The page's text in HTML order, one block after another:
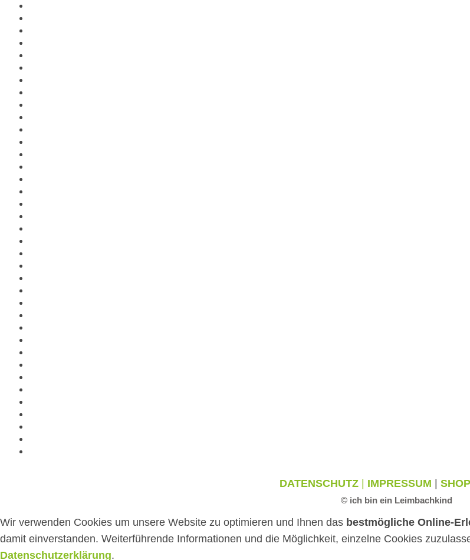
DATENSCHUTZ IMPRESSUM
© ich bin ein Leimbachkind
Wir verwenden Cookies um unsere Website zu optimieren und Ihnen das bestmögliche Online-
damit einverstanden. Weiterführende Informationen und die Möglichkeit, einzelne Cookies
Datenschutzerklärung.